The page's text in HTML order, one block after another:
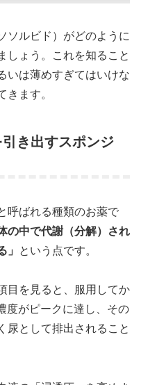
ソルビド）がどのように
しょう。これを知ること
いは薄めすぎてはいけな
ます。
き出すスポンジ
呼ばれる種類のお薬で
の中で代謝（分解）され
という点です。
目を見ると、服用してか
度がピークに達し、その
尿として排出されること